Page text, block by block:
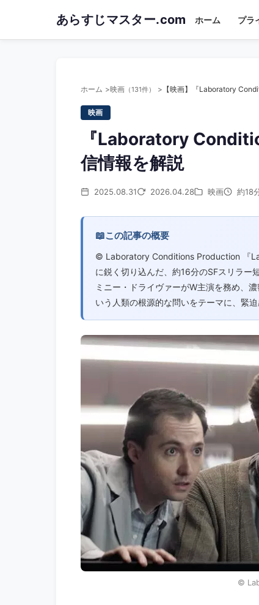
main
あらすじマスター.com ホーム プラ
ホーム 映画 （131件）
映画
『Laboratory
信情報を解説
2025.08.31 2026.04.28 映画 約18
📖この記事の概要
©︎ Laboratory Conditions Production 『
に鋭く切り込んだ、約16分のSFスリラー
ミニー・ドライヴァーがW主演を務め、
いう人類の根源的な問いをテーマに、緊
©︎